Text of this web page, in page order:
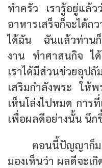
ทำครัว เรารู้อยู่แล้
อาหารเสร็จก็จะได้
ได้ฉัน ฉันแล้วท่านก็
งาน ทำศาสนกิจ ไ
เราได้มีส่วนช่วยอุป
เสริมกำลังพระ ให้พ
เห็นโล่งไปหมด การ
เพื่อผลดีอย่างนั้น นึก
ตอนนี้ปัญญาก็ม
มองเห็นว่า ผลดีจะเ